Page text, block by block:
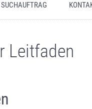
SUCHAUFTRAG
Leitfaden